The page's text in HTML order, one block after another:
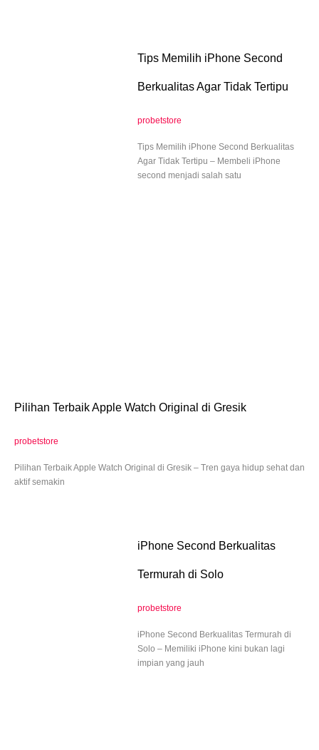
Tips Memilih iPhone Second
Berkualitas Agar Tidak Tertipu
probetstore
Tips Memilih iPhone Second Berkualitas
Agar Tidak Tertipu – Membeli iPhone
second menjadi salah satu
Pilihan Terbaik Apple Watch Original di Gresik
probetstore
Pilihan Terbaik Apple Watch Original di Gresik – Tren gaya hidup sehat dan
aktif semakin
iPhone Second Berkualitas
Termurah di Solo
probetstore
iPhone Second Berkualitas Termurah di
Solo – Memiliki iPhone kini bukan lagi
impian yang jauh